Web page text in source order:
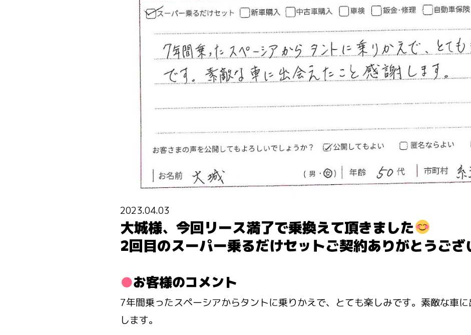
2023.04.03
大城様、今回リース満了で乗換えて頂きました
2回目のスーパー乗るだけセットご契約ありがとうござ
お客様のコメント
7年間乗ったスペーシアからタントに乗りかえで、とても楽しみです。素敵な車
します。